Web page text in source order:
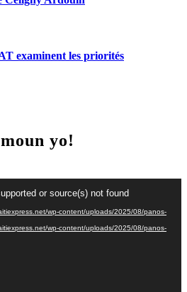
examinent les priorités
yo!
or source(s) not found
wp-content/uploads/2025/08/panos-
wp-content/uploads/2025/08/panos-